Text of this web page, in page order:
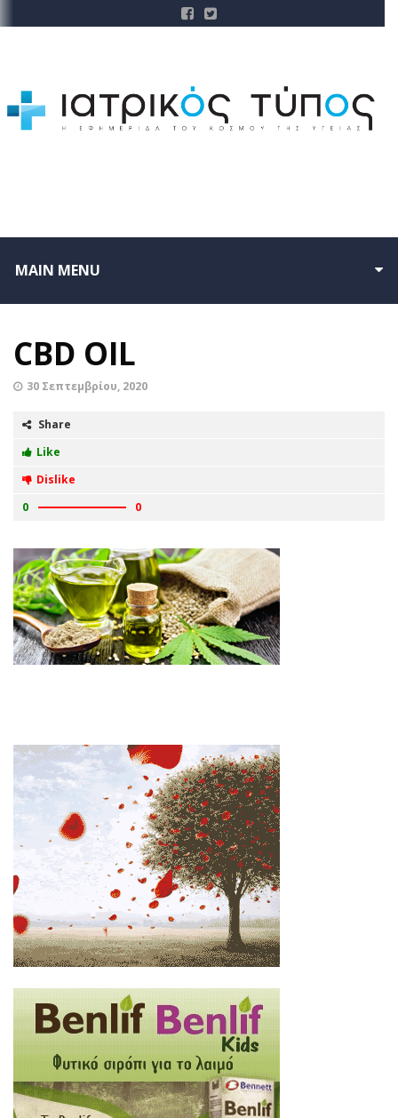
MAIN MENU
CBD OIL
30 Σεπτεμβρίου, 2020
Share
Like
Dislike
0
0